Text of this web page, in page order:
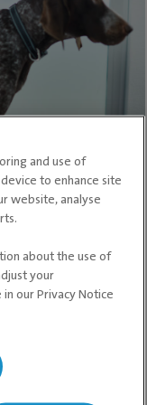
bevegelighet hos
ser noen av
og finner ikke roen
for eksempel
and use of
to enhance site
website, analyse
about the use of
your
our Privacy Notice